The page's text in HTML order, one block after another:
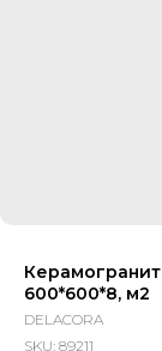
Керамогранит
600*600*8, м2
DELACORA
SKU: 89211